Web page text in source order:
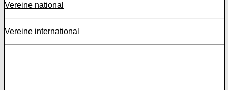
Vereine national
Vereine international